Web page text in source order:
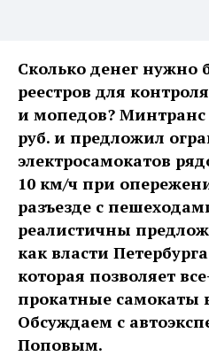
Сколько денег нужно
реестров для
и мопедов? Минтранс
руб. и предложил
электросамокатов
10 км/ч при
разъезде с
реалистичны
как власти
которая позволяет
прокатные самокаты
Обсуждаем с
Поповым.